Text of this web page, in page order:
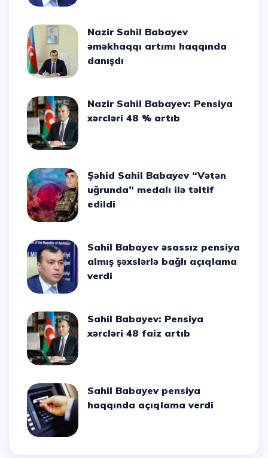
Nazir Sahil Babayev
əməkhaqqı artımı haqqında
danışdı
Nazir Sahil Babayev: Pensiya
xərcləri 48 % artıb
Şəhid Sahil Babayev “Vətən
uğrunda” medalı ilə təltif
edildi
Sahil Babayev əsassız pensiya
almış şəxslərlə bağlı açıqlama
verdi
Sahil Babayev: Pensiya
xərcləri 48 faiz artıb
Sahil Babayev pensiya
haqqında açıqlama verdi